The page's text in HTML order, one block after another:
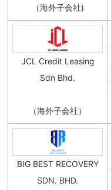
（海外子会社)
JCL Credit Leasing
Sdn Bhd.
（海外子会社）
BIG BEST RECOVERY
SDN. BHD.